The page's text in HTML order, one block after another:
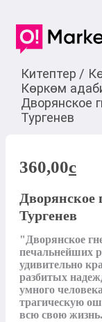
Китептер /
Көркөм
Дворянское
Тургенев
360,00c
Дворянское
Тургенев
"Дворянское
печальнейших
удивительно
разбитых
умного
трагическую
всю свою жизнь.